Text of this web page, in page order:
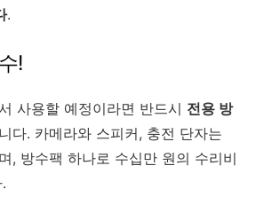
.
!
사용할 예정이라면 반드시 전용 방
다. 카메라와 스피커, 충전 단자는
, 방수팩 하나로 수십만 원의 수리비